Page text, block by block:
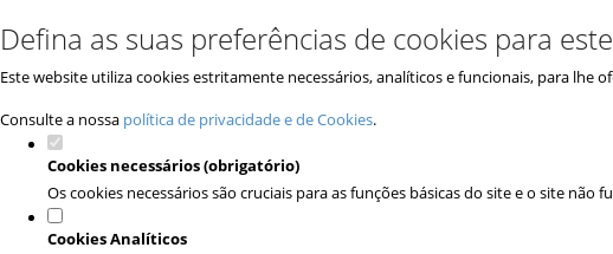
Defina as suas preferências de cookies para
Este website utiliza cookies estritamente necessários, analíticos e funcionais, para lhe
Consulte a nossa política de privacidade e de Cookies.
Cookies necessários (obrigatório)
Os cookies necessários são cruciais para as funções básicas do site e o site não
Cookies Analíticos